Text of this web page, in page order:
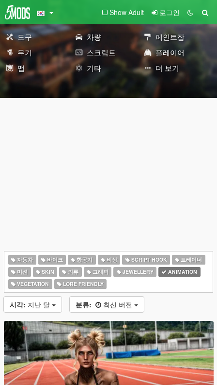
Show Adult 로그인
도구 차량
페인트잡
무기
스크립트
플레이어
맵
기타 더 보기
자동차 바이크 항공기 비상 SCRIPT HOOK
트레이너
미션
SKIN 의류 그래픽 JEWELLERY
ANIMATION
VEGETATION
LORE FRIENDLY
시각: 지난 달 분류: 최신 버전